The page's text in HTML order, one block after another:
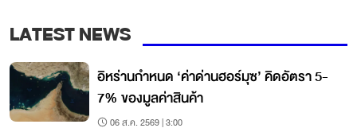
LATEST NEWS
อิหร่านกำหนด ‘ค่าด่านฮอร์มุซ’ คิดอัตรา 5-
7% ของมูลค่าสินค้า
06 ส.ค. 2569 | 3:00